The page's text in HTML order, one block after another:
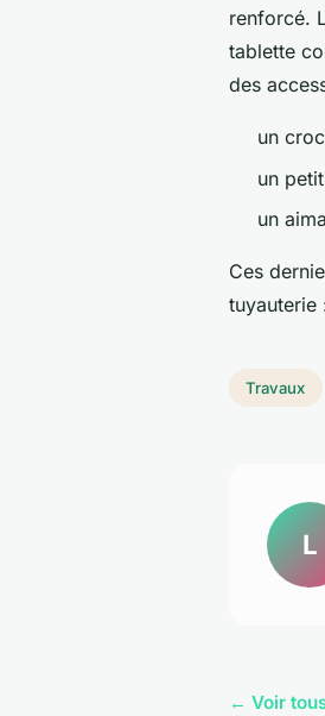
renforcé.
tablette
des
un
un
un
Ces
tuyauterie
Travaux
L
← Voir